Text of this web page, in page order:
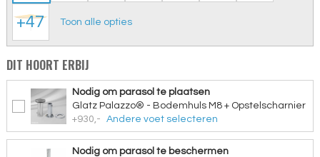
+47 Toon alle opties
DIT HOORT ERBIJ
Nodig om parasol te plaatsen
Glatz Palazzo® - Bodemhuls M8 + Opstelscharnier
+930,-
Andere voet selecteren
Nodig om parasol te beschermen